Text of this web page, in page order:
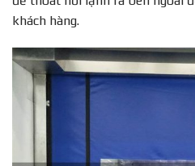
khách hàng.